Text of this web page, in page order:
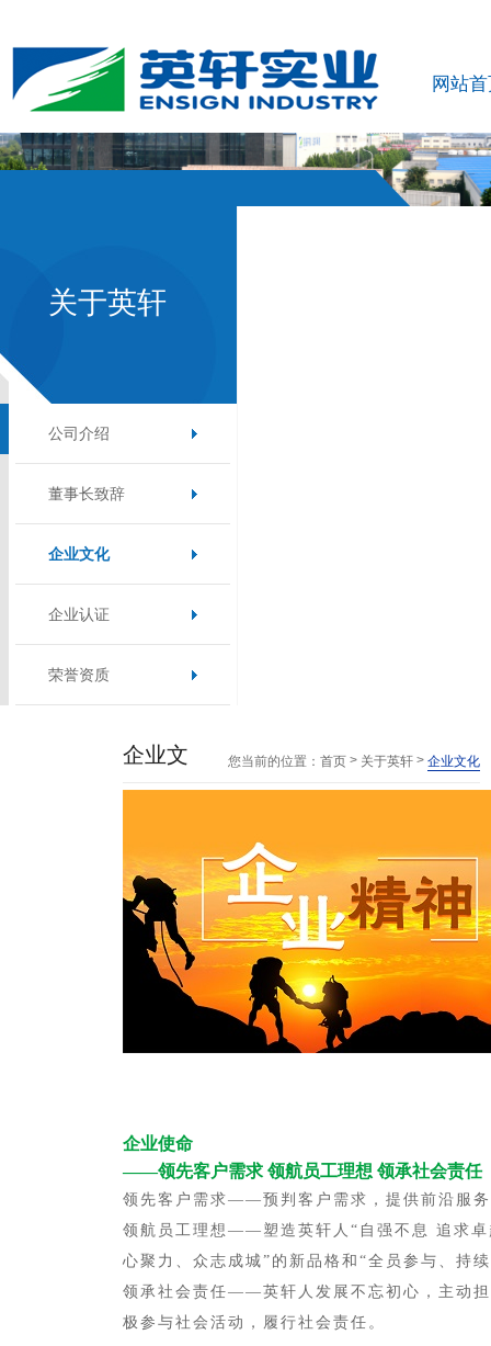
网站
关于英轩
公司介绍
董事长致辞
企业文化
企业认证
荣誉资质
企业文
化
您当前的位置： 首页 > 关于英轩 > 企业文化
企业使命
——领先客户需求 领航员工理想 领承社会责任
领先客户需求——预判客户需求，提供前沿服
领航员工理想——塑造英轩人“自强不息 追求卓
心聚力、众志成城”的新品格和“全员参与、持
领承社会责任——英轩人发展不忘初心，主动
极参与社会活动，履行社会责任。